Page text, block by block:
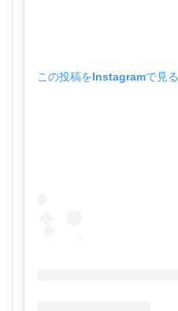
この投稿をInstagramで見る